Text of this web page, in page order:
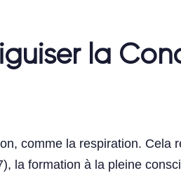
la
comme la respiration. Cela
la formation à la pleine